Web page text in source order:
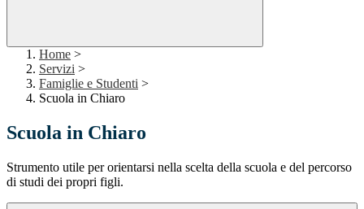
Home >
Servizi >
Famiglie e Studenti >
Scuola in Chiaro
Scuola in Chiaro
Strumento utile per orientarsi nella scelta della scuola e del percorso
di studi dei propri figli.